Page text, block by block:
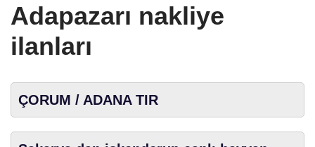
Adapazarı nakliye
ilanları
ÇORUM / ADANA TIR